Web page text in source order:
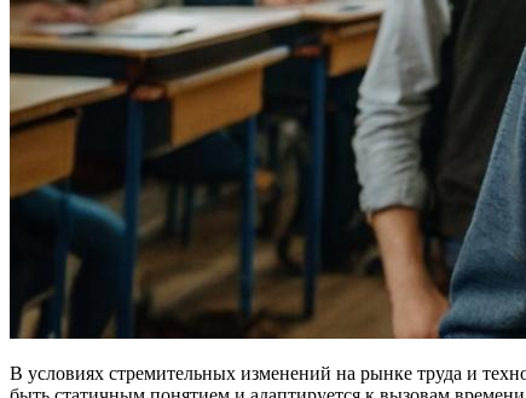
В условиях стремительных изменений на рынке труда и